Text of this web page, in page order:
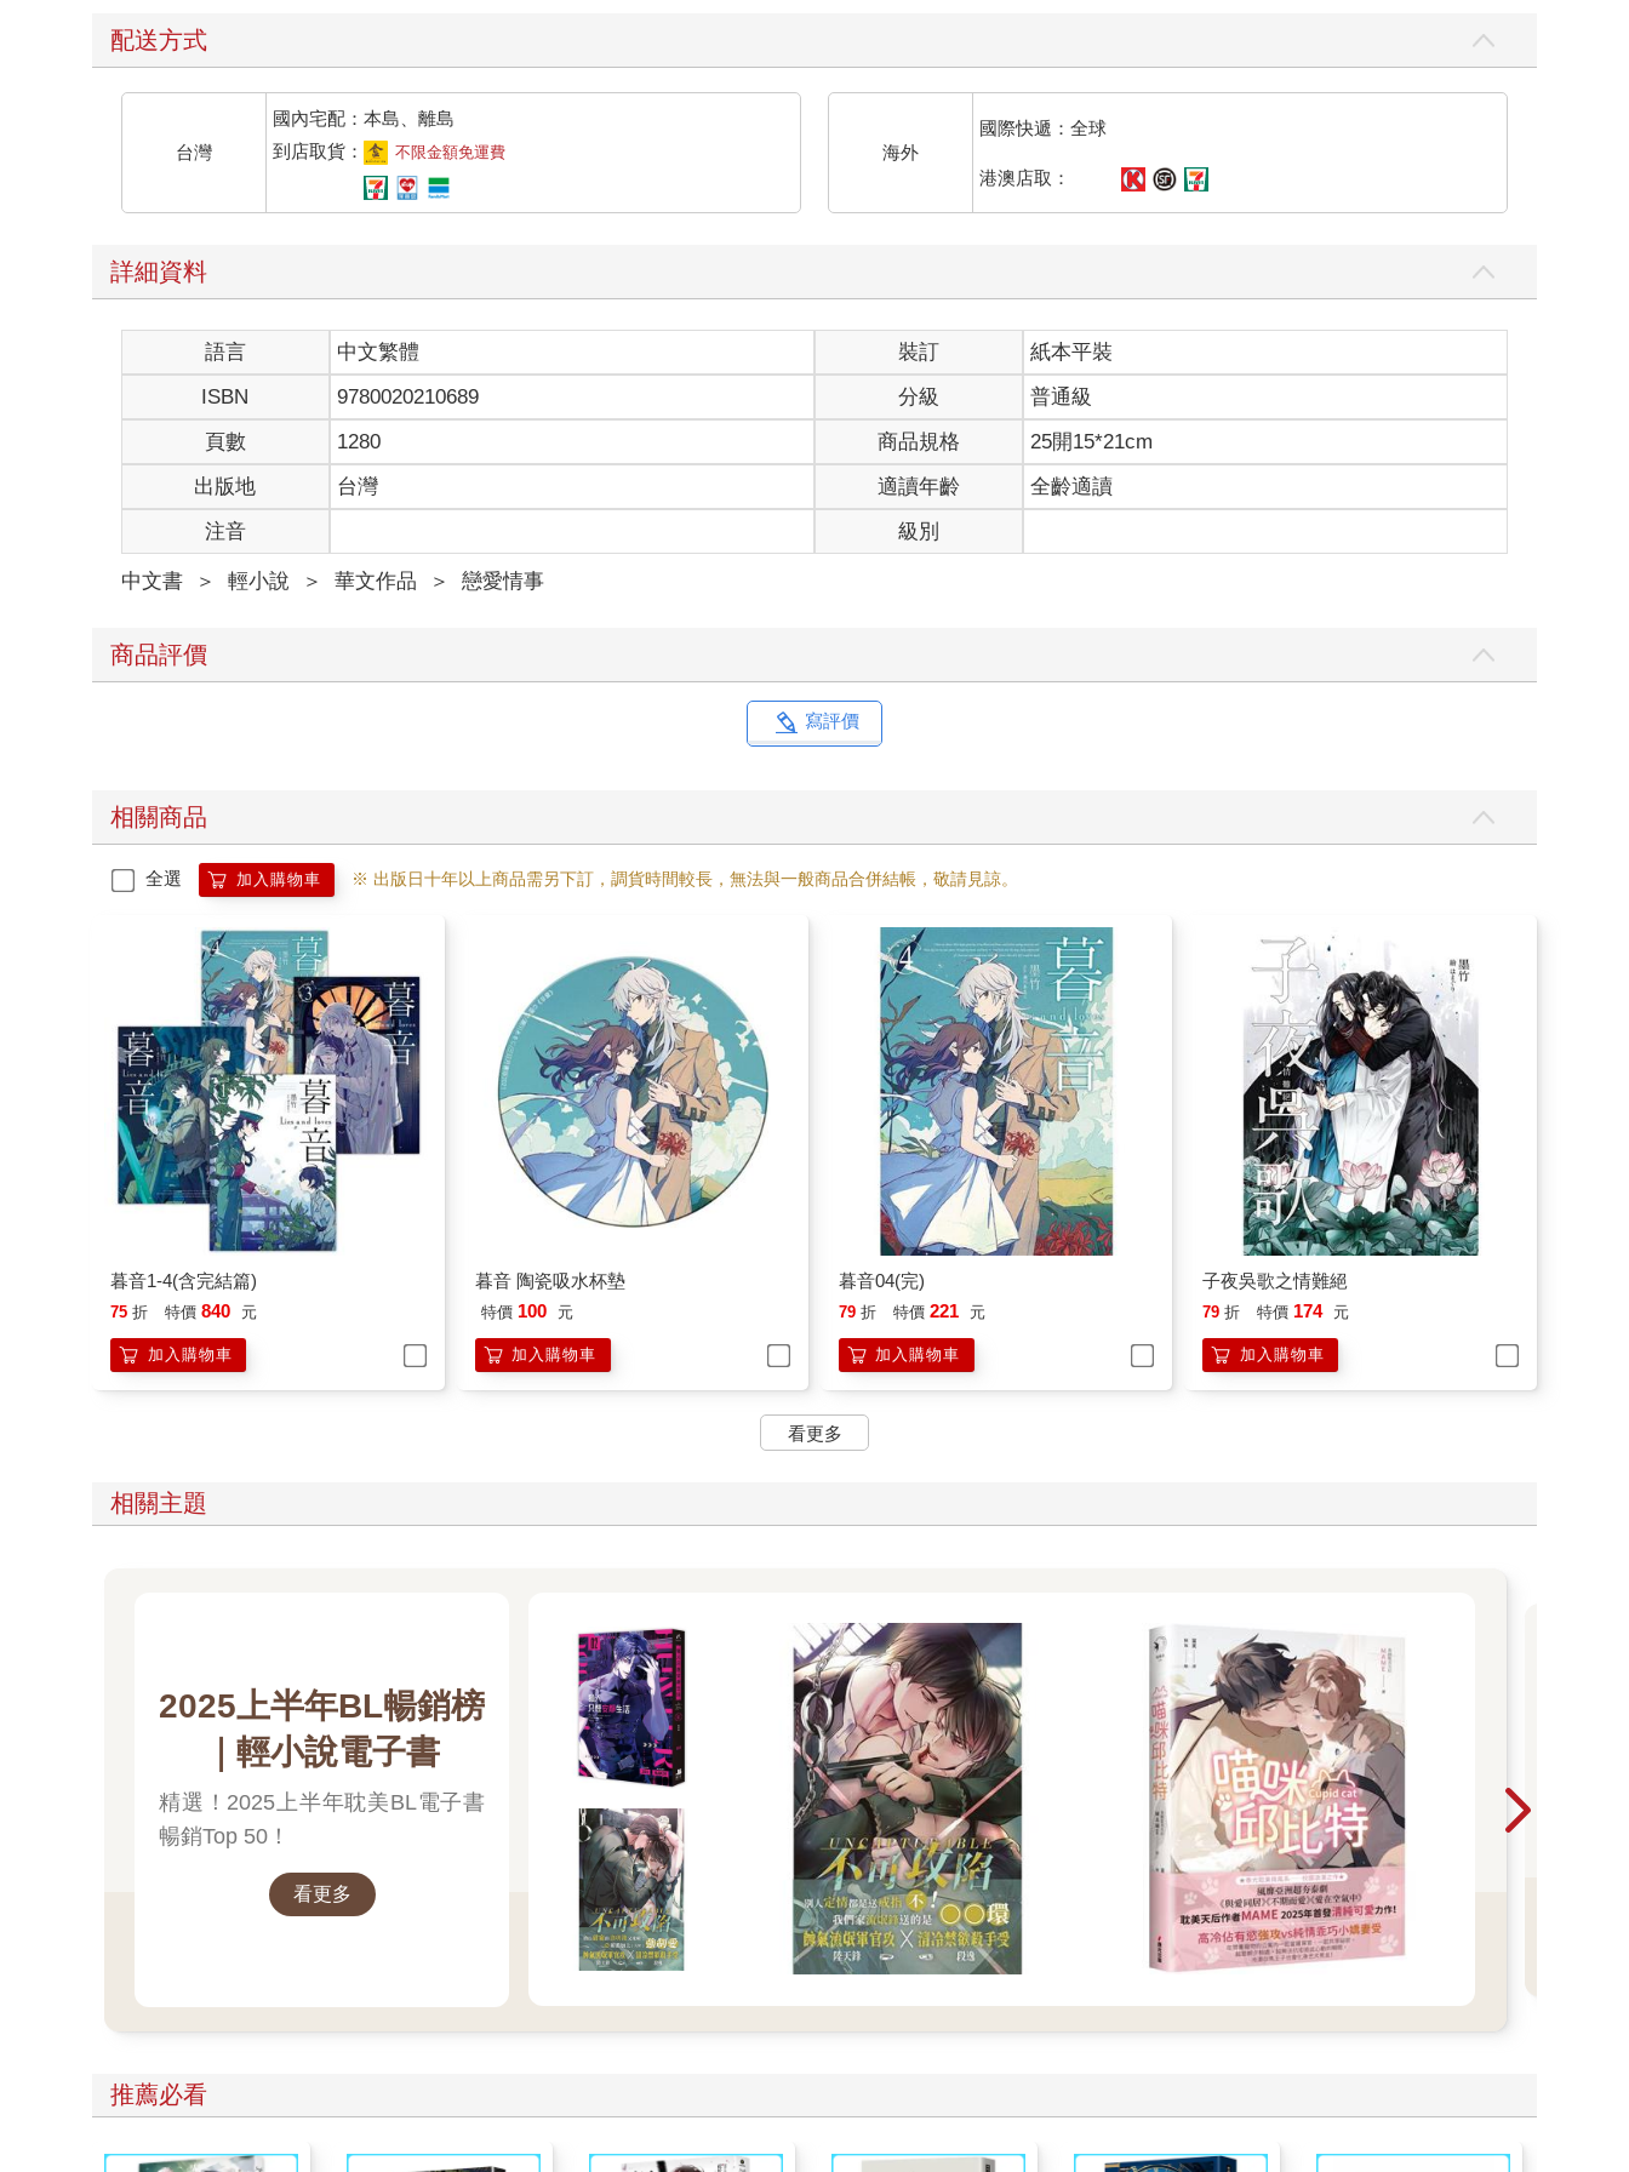
配送方式
台灣
國內宅配：本島、離島
到店取貨：
不限金額免運費 海外
國際快遞：全球
港澳店取：
詳細資料
語言 中文繁體 裝訂
紙本平裝
ISBN
9780020210689 分級
普通級
頁數
1280 商品規格
25開15*21cm
出版地
台灣 適讀年齡
全齡適讀
注音
級別
中文書 ＞ 輕小說 ＞ 華文作品 ＞ 戀愛情事
商品評價
寫評價
相關商品
全選 加入購物車 ※ 出版日十年以上商品需另下訂，調貨時間較長，無法與一般商品合併結帳，敬請見諒。
暮音1-4(含完結篇)
75 折 特價 840 元
加入購物車
暮音 陶瓷吸水杯墊
特價 100 元
加入購物車
暮音04(完)
79 折 特價 221 元
加入購物車
子夜吳歌之情難絕
79 折 特價 174 元
加入購物車
看更多
相關主題
2025上半年BL暢銷榜
｜輕小說電子書
精選！2025上半年耽美BL電子書
暢銷Top 50！
看更多
推薦必看